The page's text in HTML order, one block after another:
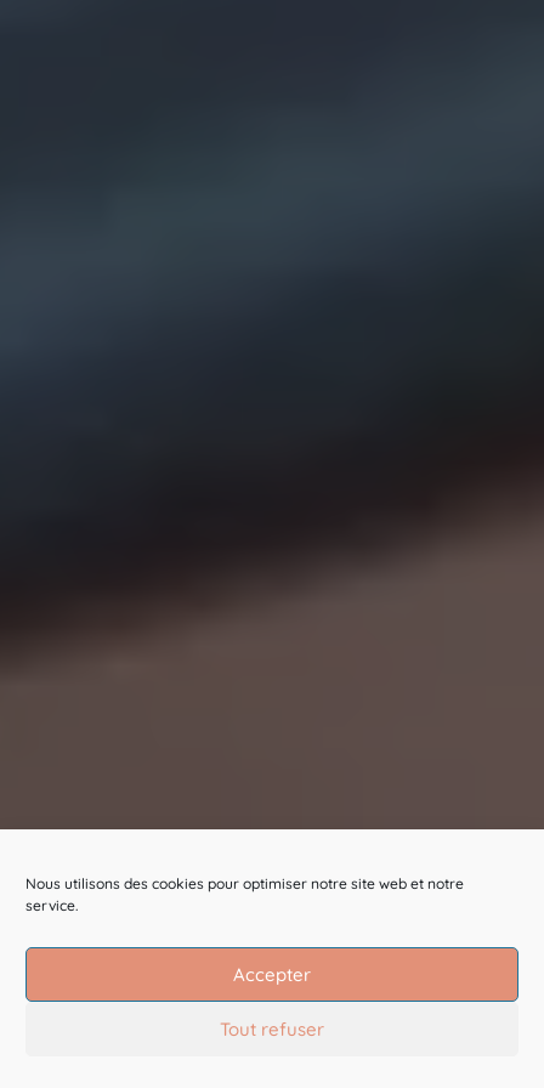
Nous utilisons des cookies pour optimiser notre site web et notre
service.
Accepter
Tout refuser